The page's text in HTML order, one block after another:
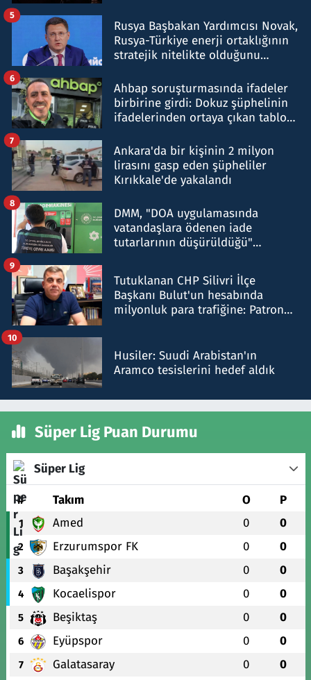
Rusya Başbakan Yardımcısı Novak,
Rusya-Türkiye enerji ortaklığının
stratejik nitelikte olduğunu
5
Ahbap soruşturmasında ifadeler
birbirine girdi: Dokuz şüphelinin
ifadelerinden ortaya çıkan tablo
6
Ankara'da bir kişinin 2 milyon
lirasını gasp eden şüpheliler
Kırıkkale'de yakalandı
7
DMM, "DOA uygulamasında
vatandaşlara ödenen iade
tutarlarının düşürüldüğü"
8
Tutuklanan CHP Silivri İlçe
Başkanı Bulut'un hesabında
milyonluk para trafiğine: Patron
9
Husiler: Suudi Arabistan'ın
Aramco tesislerini hedef aldık
10
Süper Lig Puan Durumu
Süper Lig
# Takım O P
1 Amed 0 0
2 Erzurumspor FK 0 0
3 Başakşehir 0 0
4 Kocaelispor 0 0
5 Beşiktaş 0 0
6 Eyüpspor 0 0
7 Galatasaray 0 0